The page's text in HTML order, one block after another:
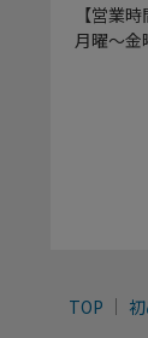
【営業時
月曜～金
TOP